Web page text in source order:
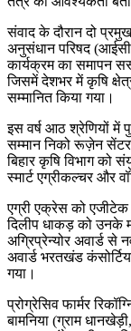
संवाद के दौरान दो
अनुसंधान परिषद
कार्यक्रम का समापन
जिसमें देशभर में कृषि
सम्मानित किया गया।
इस वर्ष आठ श्रेणियों में
सम्मान निको रूज़ेन
बिहार कृषि विभाग को
स्मार्ट एग्रीकल्चर और
एग्री एक्रेस को एजीटेक
दिलीप धाकड़ को उनके
अग्रिप्रेन्योर अवार्ड से
अवार्ड भरतखंड
गया।
प्रोग्रेसिव फार्मर
बामनिया (ग्राम